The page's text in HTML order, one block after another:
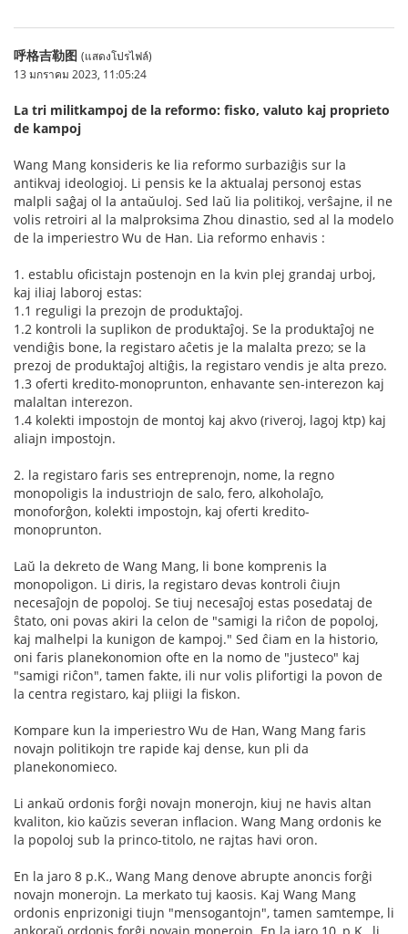
呼格吉勒图 (แสดงโปรไฟล์)
13 มกราคม 2023, 11:05:24
La tri militkampoj de la reformo: fisko, valuto kaj proprieto
de kampoj
Wang Mang konsideris ke lia reformo surbaziĝis sur la
antikvaj ideologioj. Li pensis ke la aktualaj personoj estas
malpli saĝaj ol la antaŭuloj. Sed laŭ lia politikoj, verŝajne, il ne
volis retroiri al la malproksima Zhou dinastio, sed al la modelo
de la imperiestro Wu de Han. Lia reformo enhavis :
1. establu oficistajn postenojn en la kvin plej grandaj urboj,
kaj iliaj laboroj estas:
1.1 reguligi la prezojn de produktaĵoj.
1.2 kontroli la suplikon de produktaĵoj. Se la produktaĵoj ne
vendiĝis bone, la registaro aĉetis je la malalta prezo; se la
prezoj de produktaĵoj altiĝis, la registaro vendis je alta prezo.
1.3 oferti kredito-monoprunton, enhavante sen-interezon kaj
malaltan interezon.
1.4 kolekti impostojn de montoj kaj akvo (riveroj, lagoj ktp) kaj
aliajn impostojn.
2. la registaro faris ses entreprenojn, nome, la regno
monopoligis la industriojn de salo, fero, alkoholaĵo,
monoforĝon, kolekti impostojn, kaj oferti kredito-
monoprunton.
Laŭ la dekreto de Wang Mang, li bone komprenis la
monopoligon. Li diris, la registaro devas kontroli ĉiujn
necesaĵojn de popoloj. Se tiuj necesaĵoj estas posedataj de
ŝtato, oni povas akiri la celon de "samigi la riĉon de popoloj,
kaj malhelpi la kunigon de kampoj." Sed ĉiam en la historio,
oni faris planekonomion ofte en la nomo de "justeco" kaj
"samigi riĉon", tamen fakte, ili nur volis plifortigi la povon de
la centra registaro, kaj pliigi la fiskon.
Kompare kun la imperiestro Wu de Han, Wang Mang faris
novajn politikojn tre rapide kaj dense, kun pli da
planekonomieco.
Li ankaŭ ordonis forĝi novajn monerojn, kiuj ne havis altan
kvaliton, kio kaŭzis severan inflacion. Wang Mang ordonis ke
la popoloj sub la princo-titolo, ne rajtas havi oron.
En la jaro 8 p.K., Wang Mang denove abrupte anoncis forĝi
novajn monerojn. La merkato tuj kaosis. Kaj Wang Mang
ordonis enprizonigi tiujn "mensogantojn", tamen samtempe, li